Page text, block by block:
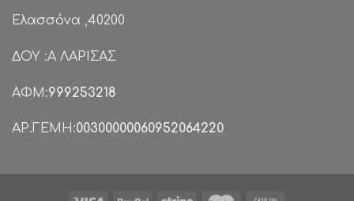
Ελασσόνα ,40200
ΔΟΥ :Α ΛΑΡΙΣΑΣ
ΑΦΜ:999253218
ΑΡ.ΓΕΜΗ:00300000060952064220